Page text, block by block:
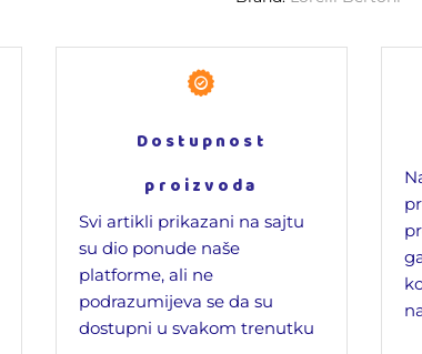
Dostupnost
proizvoda
Svi artikli prikazani na sajtu
su dio ponude naše
platforme, ali ne
podrazumijeva se da su
dostupni u svakom trenutku